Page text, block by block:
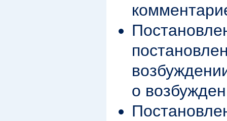
о